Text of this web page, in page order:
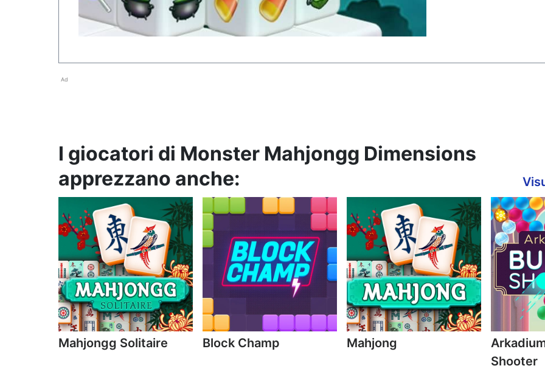
Ad
I giocatori di Monster Mahjongg Dimensions
apprezzano anche:
Mahjongg Solitaire Block Champ Mahjong
Shooter